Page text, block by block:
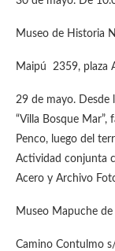
Museo de Historia
Maipú 2359, plaza
29 de mayo. Desde
“Villa Bosque Mar”,
Penco, luego del
Actividad conjunta
Acero y Archivo
Museo Mapuche de
Camino Contulmo